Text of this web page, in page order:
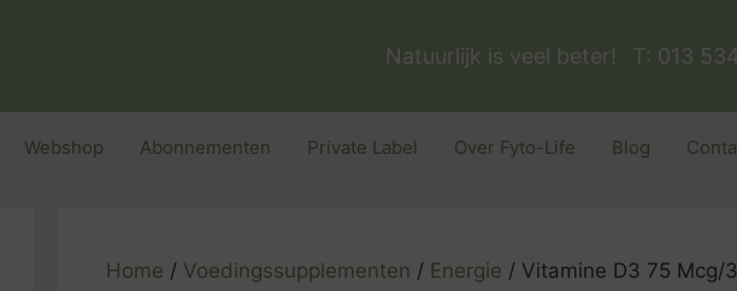
Natuurlijk is veel beter! T: 013
Webshop Abonnementen Private Label Over Fyto-Life Blog
Home / Voedingssupplementen / Energie / Vitamine D3 75 Mcg/